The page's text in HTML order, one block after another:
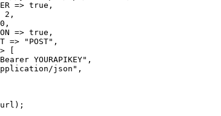
=> true,
2,
=> true,
=> "POST",
[
YOURAPIKEY",
json",